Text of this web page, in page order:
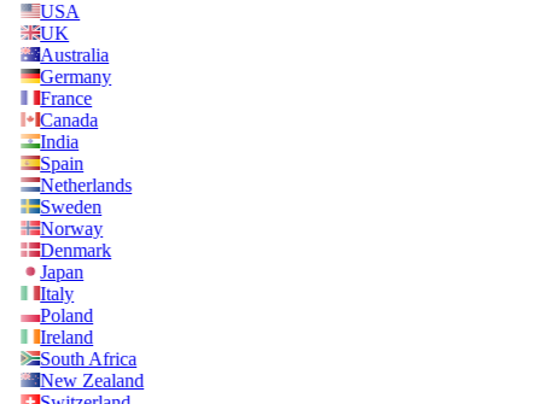
USA
UK
Australia
Germany
France
Canada
India
Spain
Netherlands
Sweden
Norway
Denmark
Japan
Italy
Poland
Ireland
South Africa
New Zealand